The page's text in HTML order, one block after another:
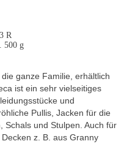
R
500 g
ganze Familie, erhältlich
ist ein sehr vielseitiges
und
Pullis, Jacken für die
Schals und Stulpen. Auch für
z. B. aus Granny